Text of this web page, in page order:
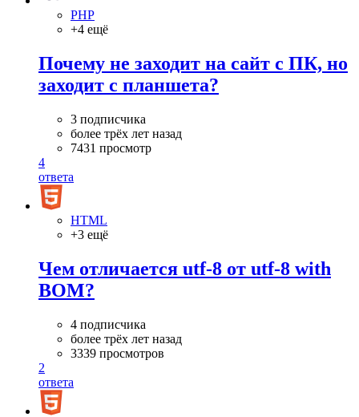
PHP
+4 ещё
Почему не заходит на сайт с ПК, но
заходит с планшета?
3 подписчика
более трёх лет назад
7431 просмотр
4
ответа
HTML
+3 ещё
Чем отличается utf-8 от utf-8 with
BOM?
4 подписчика
более трёх лет назад
3339 просмотров
2
ответа